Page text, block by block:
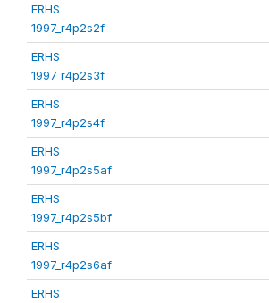
ERHS
1997_r4p2s2f
ERHS
1997_r4p2s3f
ERHS
1997_r4p2s4f
ERHS
1997_r4p2s5af
ERHS
1997_r4p2s5bf
ERHS
1997_r4p2s6af
ERHS